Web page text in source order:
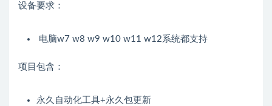
设备要求：
电脑w7 w8 w9 w10 w11 w12系统都支持
项目包含：
永久自动化工具+永久包更新